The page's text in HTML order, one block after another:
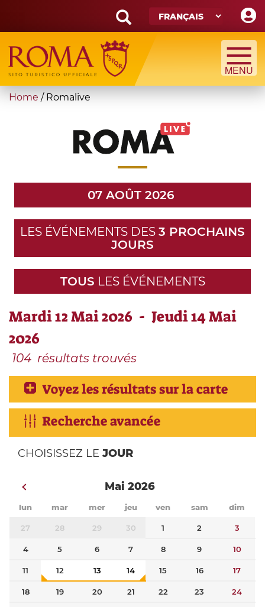
main
content
Search
form
Recherche
You
Home / Romalive
07 AOÛT 2026
LES ÉVÉNEMENTS DES 3 PROCHAINS
JOURS
TOUS LES ÉVÉNEMENTS
Mardi 12 Mai 2026 - Jeudi 14 Mai
2026
104 résultats trouvés
Voyez les résultats sur la carte
Recherche avancée
CHOISISSEZ LEJOUR
Mai 2026
lun mar mer jeu ven sam dim
27 28 29 30 1 2 3
4 5 6 7 8 9 10
11 12 13 14 15 16 17
18 19 20 21 22 23 24